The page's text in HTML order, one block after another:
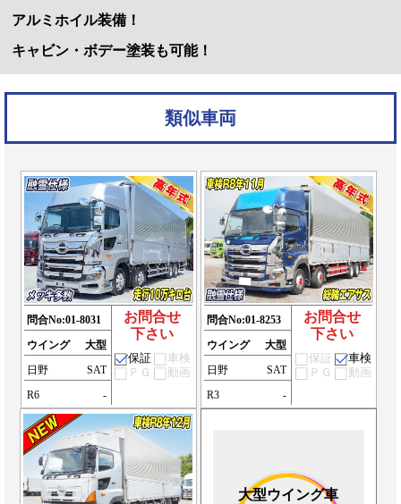
アルミホイル装備！
キャビン・ボデー塗装も可能！
類似車両
問合No:01-8031
ウイング
大型
日野
SAT
R6
-
お問合せ
下さい
保証
車検
ＰＧ
動画
問合No:01-8253
ウイング
大型
日野
SAT
R3
-
お問合せ
下さい
保証
車検
ＰＧ
動画
大型ウイング車